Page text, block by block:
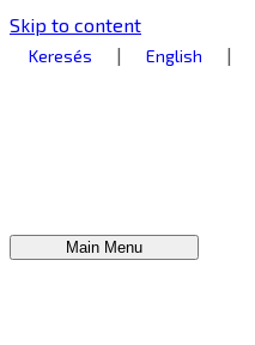
Skip to content
Keresés | English |
Main Menu